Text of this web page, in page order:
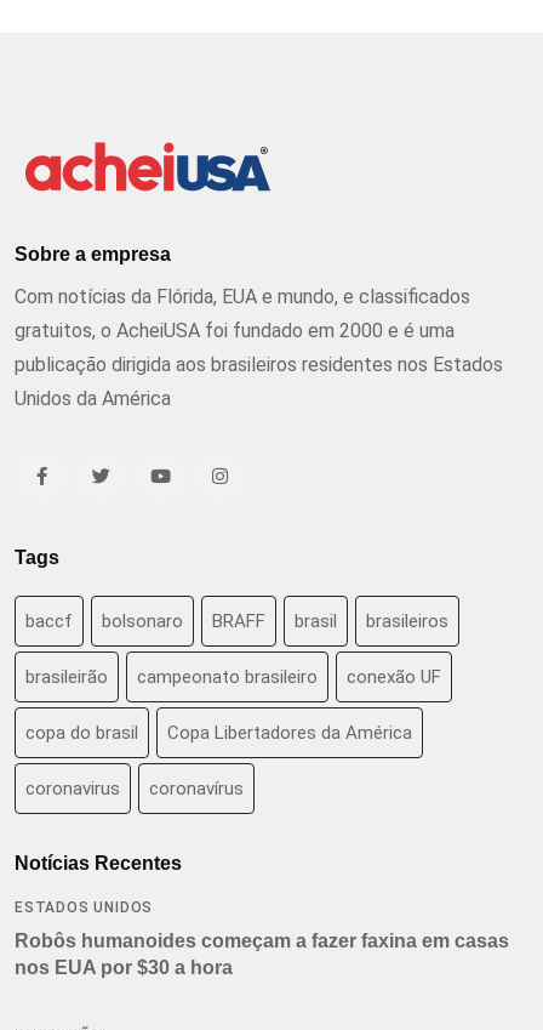
Sobre a empresa
Com notícias da Flórida, EUA e mundo, e classificados
gratuitos, o AcheiUSA foi fundado em 2000 e é uma
publicação dirigida aos brasileiros residentes nos Estados
Unidos da América
Tags
baccf bolsonaro BRAFF brasil brasileiros
brasileirão campeonato brasileiro conexão UF
copa do brasil Copa Libertadores da América
coronavirus coronavírus
Notícias Recentes
ESTADOS UNIDOS
Robôs humanoides começam a fazer faxina em casas
nos EUA por $30 a hora